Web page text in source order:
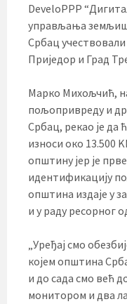
DeveloPPP
управљања
Србац
Приједор и Град
Марко Михољчић,
пољопривреду и
Србац, рекао је да
износи око 13.500
општину јер је
идентификацију
општина издаје у
и у раду ресорног
„Уређај смо
којем општина
и до сада смо већ
монитором и два